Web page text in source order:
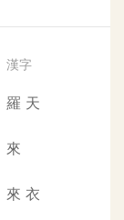
漢字
羅 天
來
來 衣